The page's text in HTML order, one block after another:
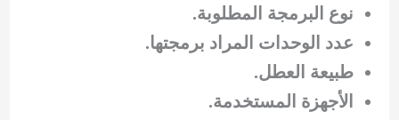
نوع البرمجة المطلوبة.
عدد الوحدات المراد برمجتها.
طبيعة العطل.
الأجهزة المستخدمة.